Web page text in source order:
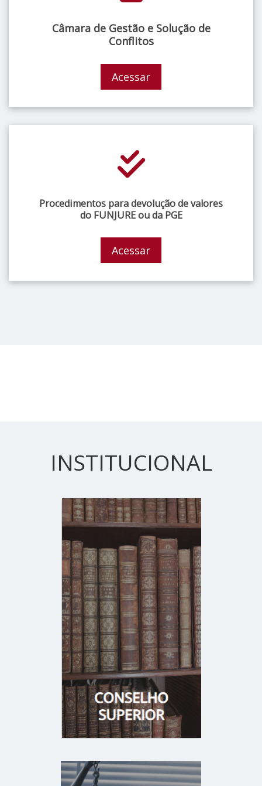
Câmara de Gestão e Solução de
Conflitos
Acessar
Procedimentos para devolução de valores
do FUNJURE ou da PGE
Acessar
INSTITUCIONAL